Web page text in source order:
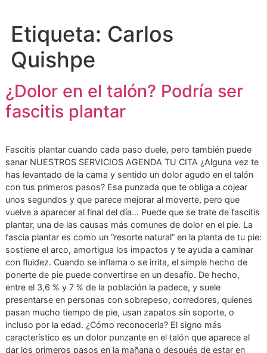
Etiqueta:Carlos
Quishpe
¿Dolor en el talón? Podría
fascitis plantar
Fascitis plantar cuando cada paso duele, pero también
sanar NUESTROS SERVICIOS AGENDA TU CITA ¿Alguna
has levantado de la cama y sentido un dolor agudo en el
con tus primeros pasos? Esa punzada que te obliga a
unos segundos y que parece mejorar al moverte, pero que
vuelve a aparecer al final del día… Puede que se trate de
plantar, una de las causas más comunes de dolor en el
fascia plantar es como un “resorte natural” en la planta de
sostiene el arco, amortigua los impactos y te ayuda a
con fluidez. Cuando se inflama o se irrita, el simple hecho
ponerte de pie puede convertirse en un desafío. De hecho,
entre el 3,6 % y 7 % de la población la padece, y suele
presentarse en personas con sobrepeso, corredores,
pasan mucho tiempo de pie, usan zapatos sin soporte, o